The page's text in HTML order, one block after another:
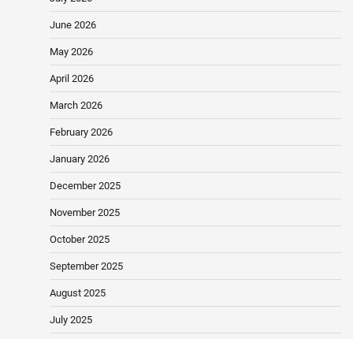
June 2026
May 2026
April 2026
March 2026
February 2026
January 2026
December 2025
November 2025
October 2025
September 2025
August 2025
July 2025